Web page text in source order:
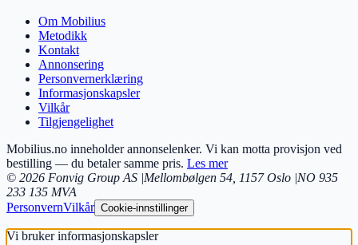
Om Mobilius
Metodikk
Kontakt
Annonsering
Personvernerklæring
Informasjonskapsler
Vilkår
Tilgjengelighet
Mobilius.no inneholder annonselenker. Vi kan motta provisjon ved
bestilling — du betaler samme pris. Les mer
© 2026 Fonvig Group AS |Mellombølgen 54 1157 Oslo |NO 935
233 135 MVA
PersonvernVilkår Cookie-innstillinger
Vi bruker informasjonskapsler